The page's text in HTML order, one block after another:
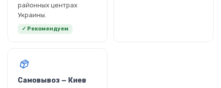
районных центрах
Украины.
✓ Рекомендуем
Самовывоз — Киев